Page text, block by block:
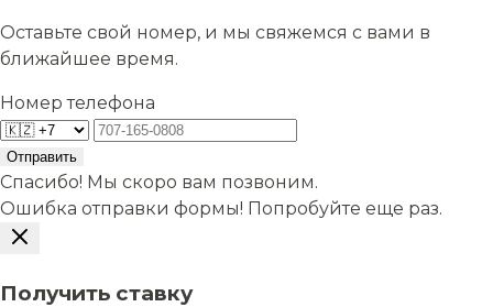
Оставьте свой номер, и мы свяжемся с вами в
ближайшее время.
Номер телефона
Отправить
Спасибо! Мы скоро вам позвоним.
Ошибка отправки формы! Попробуйте еще раз.
Получить ставку